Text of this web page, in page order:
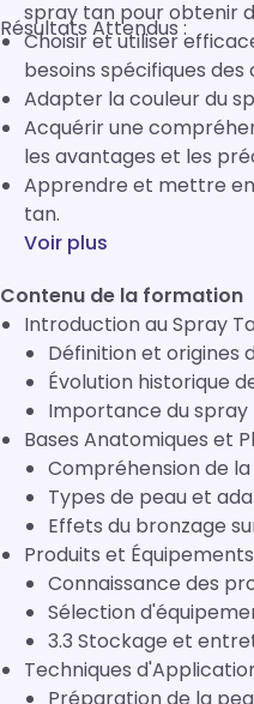
Résultats Attendus :
spray tan pour obtenir
Choisir et utiliser
besoins spécifiques des
Adapter la couleur du
Acquérir une
les avantages et les
Apprendre et mettre
tan.
Voir plus
Contenu de la formation
Introduction au Spray
Définition et origines
Évolution historique
Importance du spray
Bases Anatomiques et
Compréhension de
Types de peau et
Effets du bronzage
Produits et Équipements
Connaissance des
Sélection
3.3 Stockage et
Techniques